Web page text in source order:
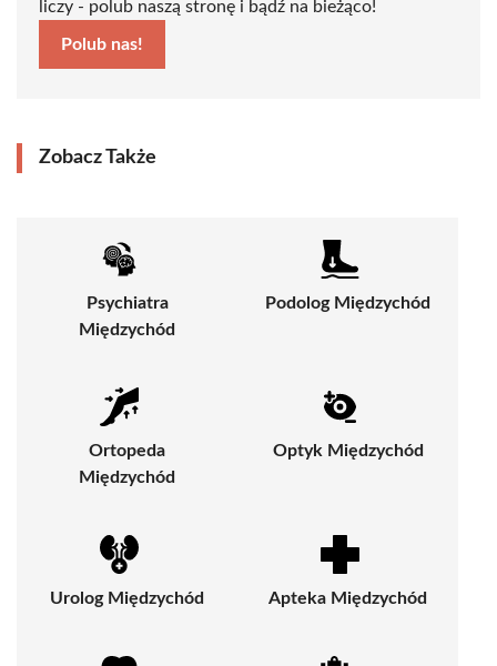
liczy - polub naszą stronę i bądź na bieżąco!
Polub nas!
Zobacz Także
Psychiatra
Międzychód
Podolog Międzychód
Ortopeda
Międzychód
Optyk Międzychód
Urolog Międzychód Apteka Międzychód